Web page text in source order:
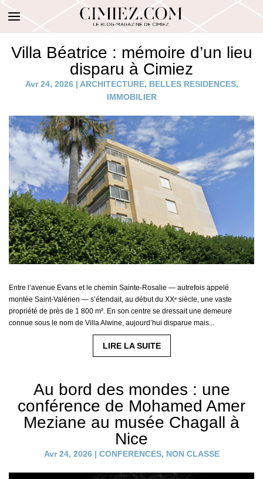
Villa Béatrice : mémoire d’un lieu
disparu à Cimiez
Avr 24, 2026| ARCHITECTURE, BELLES RESIDENCES,
IMMOBILIER
Entre l’avenue Evans et le chemin Sainte-Rosalie — autrefois appelé
montée Saint-Valérien — s’étendait, au début du XXᵉ siècle, une vaste
propriété de près de 1 800 m². En son centre se dressait une demeure
connue sous le nom de Villa Alwine, aujourd’hui disparue mais...
LIRE LA SUITE
Au bord des mondes : une
conférence de Mohamed Amer
Meziane au musée Chagall à
Nice
Avr 24, 2026| CONFERENCES, NON CLASSE